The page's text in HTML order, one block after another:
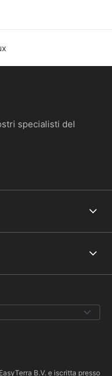
specialisti del
B.V. e iscritta presso